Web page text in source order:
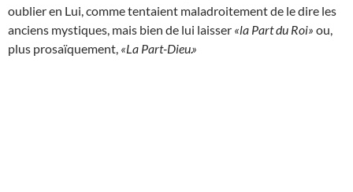
oublier en Lui, comme tentaient maladroitement de le dire les
anciens mystiques, mais bien de lui laisser «la Part du Roi» ou,
plus prosaïquement, «La Part-Dieu.»